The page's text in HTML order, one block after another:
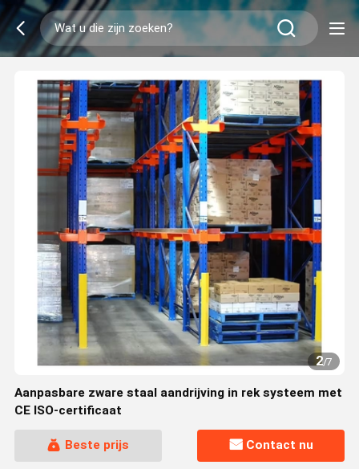
2/7
Aanpasbare zware staal aandrijving in rek systeem met
CE ISO-certificaat
Beste prijs Contact nu